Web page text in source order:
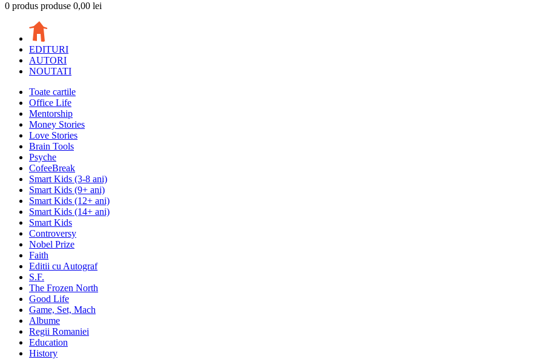
0 produs produse 0,00 lei
EDITURI
AUTORI
NOUTATI
Toate cartile
Office Life
Mentorship
Money Stories
Love Stories
Brain Tools
Psyche
CofeeBreak
Smart Kids (3-8 ani)
Smart Kids (9+ ani)
Smart Kids (12+ ani)
Smart Kids (14+ ani)
Smart Kids
Controversy
Nobel Prize
Faith
Editii cu Autograf
S.F.
The Frozen North
Good Life
Game, Set, Mach
Albume
Regii Romaniei
Education
History